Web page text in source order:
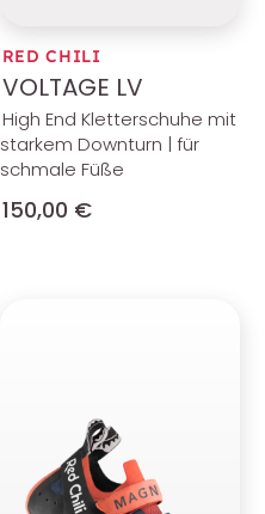
RED CHILI
VOLTAGE LV
High End Kletterschuhe mit
starkem Downturn | für
schmale Füße
150,00 €